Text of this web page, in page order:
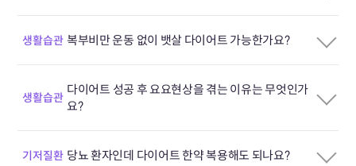
생활습관 복부비만 운동 없이 뱃살 다이어트 가능한가요?
생활습관
다이어트 성공 후 요요현상을 겪는 이유는 무엇인가
요?
기저질환 당뇨 환자인데 다이어트 한약 복용해도 되나요?